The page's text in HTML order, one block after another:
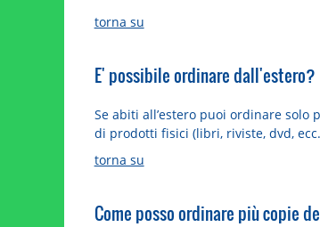
torna su
E' possibile ordinare dall'estero?
Se abiti all’estero puoi ordinare solo
di prodotti fisici (libri, riviste, dvd,
torna su
Come posso ordinare più copie